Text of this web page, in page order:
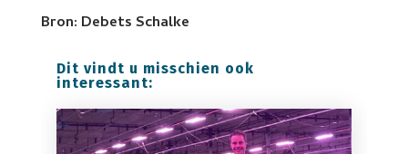
Bron: Debets Schalke
Dit vindt u misschien ook
interessant: